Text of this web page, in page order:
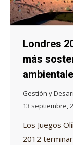
Londres
más
Gestión y
13 septiembre,
Los Juegos
2012